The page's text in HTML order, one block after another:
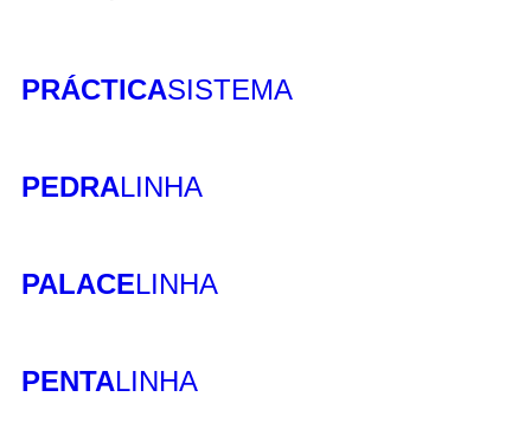
PRÁCTICASISTEMA
PEDRALINHA
PALACELINHA
PENTALINHA